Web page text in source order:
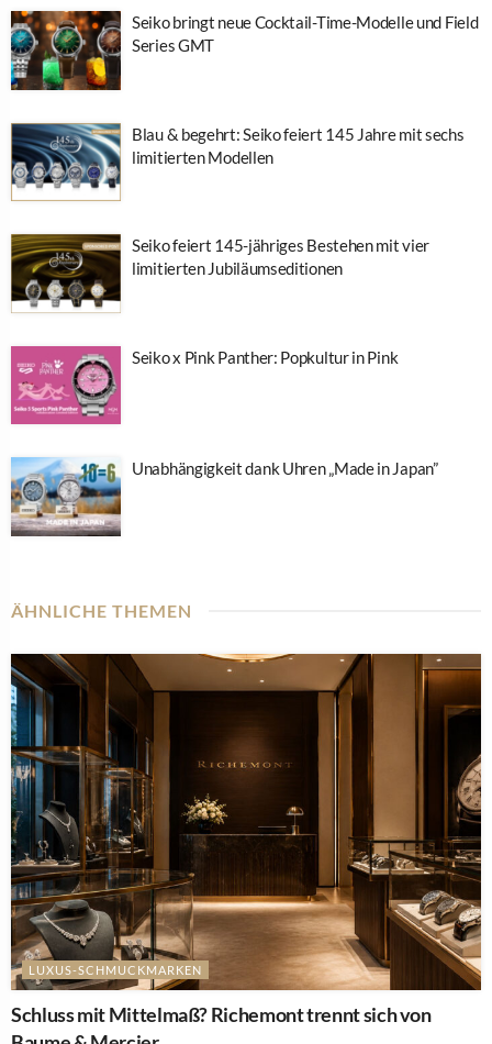
Seiko bringt neue Cocktail-Time-Modelle und Field
Series GMT
Blau & begehrt: Seiko feiert 145 Jahre mit sechs
limitierten Modellen
Seiko feiert 145-jähriges Bestehen mit vier
limitierten Jubiläumseditionen
Seiko x Pink Panther: Popkultur in Pink
Unabhängigkeit dank Uhren „Made in Japan”
ÄHNLICHE THEMEN
LUXUS-SCHMUCKMARKEN
Schluss mit Mittelmaß? Richemont trennt sich von